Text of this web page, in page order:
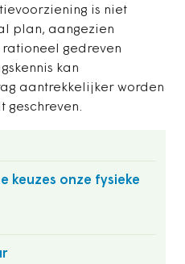
is niet
plan, aangezien
gedreven
kan
aantrekkelijker worden
geschreven.
keuzes onze fysieke